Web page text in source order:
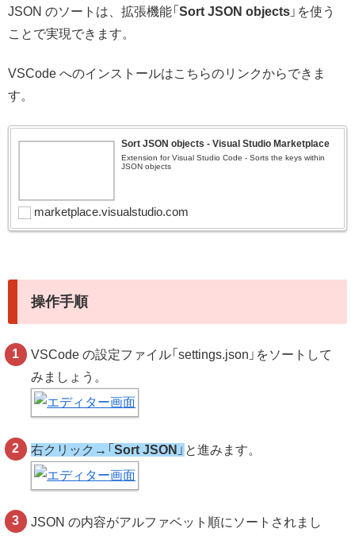
JSON のソートは、拡張機能「 Sort JSON objects 」を使う
ことで実現できます。
VSCode へのインストールはこちらのリンクからできま
す。
Sort JSON objects - Visual Studio Marketplace
Extension for Visual Studio Code - Sorts the keys within
JSON objects
marketplace.visualstudio.com
操作手順
VSCode の設定ファイル「settings.json」をソートして
みましょう。
右クリック→「Sort JSON 」 と進みます。
JSON の内容がアルファベット順にソートされまし